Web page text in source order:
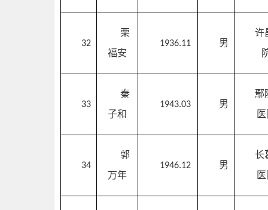
32
栗
福安
1936.11 男
许
33
秦
子和
1943.03 男
鄢
34
郭
万年
1946.12 男
长